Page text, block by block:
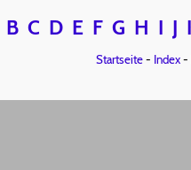
B C D E F G H I J
Startseite- Index-